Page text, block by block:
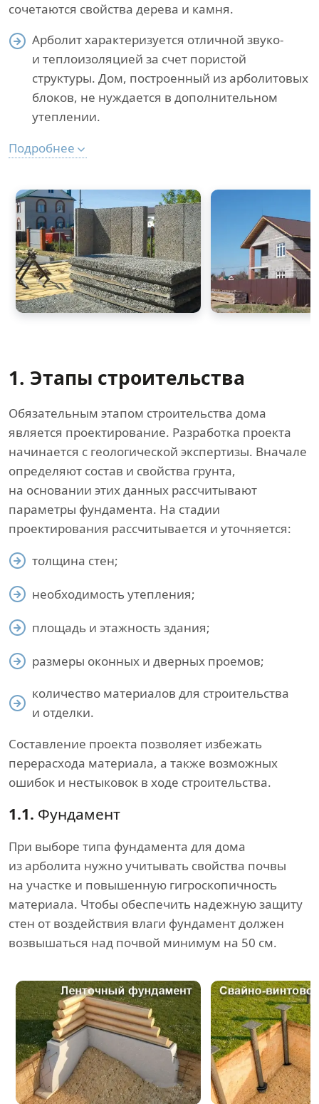
сочетаются свойства дерева и камня.
Арболит характеризуется отличной звуко-
и теплоизоляцией за счет пористой
структуры. Дом, построенный из арболитовых
блоков, не нуждается в дополнительном
утеплении.
Подробнее
1. Этапы строительства
Обязательным этапом строительства дома
является проектирование. Разработка проекта
начинается с геологической экспертизы. Вначале
определяют состав и свойства грунта,
на основании этих данных рассчитывают
параметры фундамента. На стадии
проектирования рассчитывается и уточняется:
толщина стен;
необходимость утепления;
площадь и этажность здания;
размеры оконных и дверных проемов;
количество материалов для строительства
и отделки.
Составление проекта позволяет избежать
перерасхода материала, а также возможных
ошибок и нестыковок в ходе строительства.
1.1. Фундамент
При выборе типа фундамента для дома
из арболита нужно учитывать свойства почвы
на участке и повышенную гигроскопичность
материала. Чтобы обеспечить надежную защиту
стен от воздействия влаги фундамент должен
возвышаться над почвой минимум на 50 см.